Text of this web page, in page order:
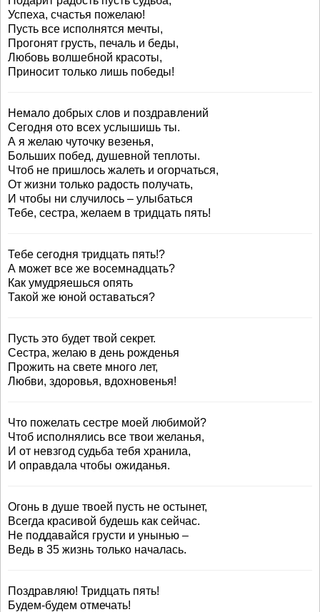
Успеха, счастья пожелаю!
Пусть все исполнятся мечты,
Прогонят грусть, печаль и беды,
Любовь волшебной красоты,
Приносит только лишь победы!
Немало добрых слов и поздравлений
Сегодня ото всех услышишь ты.
А я желаю чуточку везенья,
Больших побед, душевной теплоты.
Чтоб не пришлось жалеть и огорчаться,
От жизни только радость получать,
И чтобы ни случилось – улыбаться
Тебе, сестра, желаем в тридцать пять!
Тебе сегодня тридцать пять!?
А может все же восемнадцать?
Как умудряешься опять
Такой же юной оставаться?
Пусть это будет твой секрет.
Сестра, желаю в день рожденья
Прожить на свете много лет,
Любви, здоровья, вдохновенья!
Что пожелать сестре моей любимой?
Чтоб исполнялись все твои желанья,
И от невзгод судьба тебя хранила,
И оправдала чтобы ожиданья.
Огонь в душе твоей пусть не остынет,
Всегда красивой будешь как сейчас.
Не поддавайся грусти и унынью –
Ведь в 35 жизнь только началась.
Поздравляю! Тридцать пять!
Будем-будем отмечать!